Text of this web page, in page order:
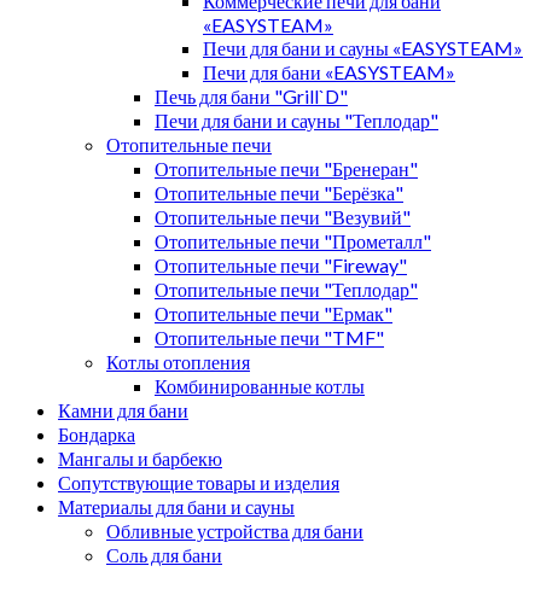
«EASYSTEAM»
Печи для бани и сауны «EASYSTEAM»
Печи для бани «EASYSTEAM»
Печь для бани "Grill`D"
Печи для бани и сауны "Теплодар"
Отопительные печи
Отопительные печи "Бренеран"
Отопительные печи "Берёзка"
Отопительные печи "Везувий"
Отопительные печи "Прометалл"
Отопительные печи "Fireway"
Отопительные печи "Теплодар"
Отопительные печи "Ермак"
Отопительные печи "TMF"
Котлы отопления
Комбинированные котлы
Камни для бани
Бондарка
Мангалы и барбекю
Сопутствующие товары и изделия
Материалы для бани и сауны
Обливные устройства для бани
Соль для бани